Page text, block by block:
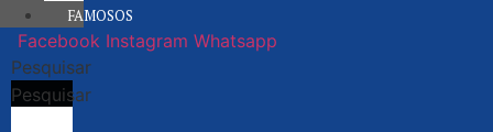
FAMOSOS
Facebook Instagram Whatsapp
Pesquisar
Pesquisar